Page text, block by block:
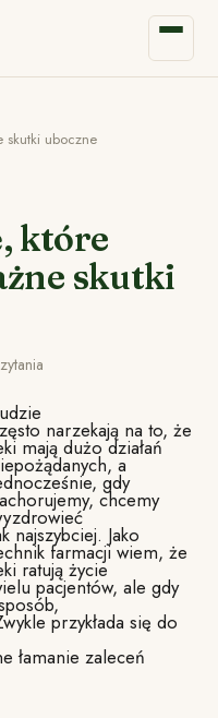
skutki uboczne
które
skutki
narzekają na to, że
mają dużo działań
a
gdy
chcemy
najszybciej. Jako
farmacji wiem, że
ratują życie
pacjentów, ale gdy
przykłada się do
łamanie zaleceń